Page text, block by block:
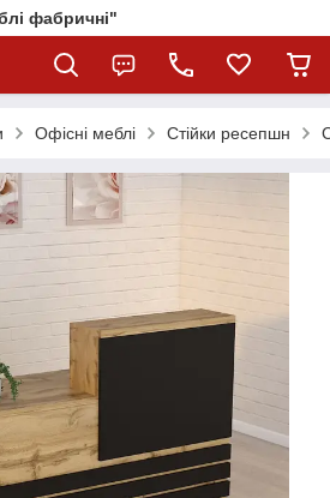
фабричні"
Офісні меблі Стійки ресепшн